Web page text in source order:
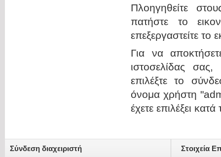
Πλοηγηθείτε
πατήστε το
επεξεργαστείτε το
Για να
ιστοσελίδας
επιλέξτε το
όνομα χρήστη
έχετε επιλέξει
Σύνδεση διαχειριστή Στοιχεία